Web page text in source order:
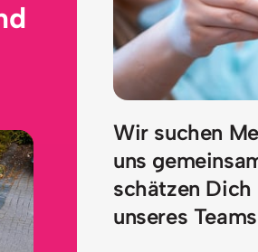
Wir suchen
uns
schätzen
unseres